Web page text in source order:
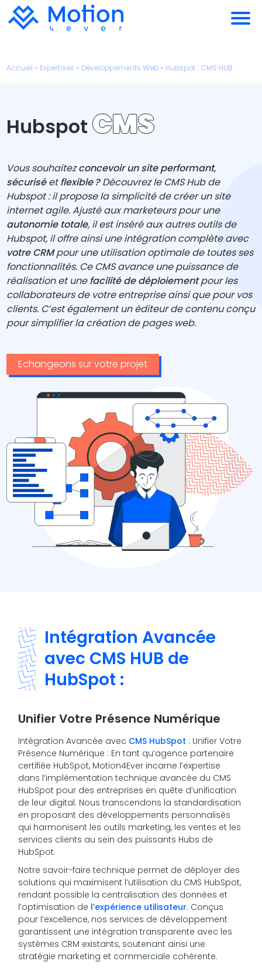
Accueil » Expertises » Développements Web » Hubspot : CMS HUB
HubspotCMS
Vous souhaitezconcevoir un site performant,
sécuriséetflexible ?Découvrez le CMS Hub de
Hubspot : il propose la simplicité de créer un site
internet agile. Ajusté aux marketeurs pour une
autonomie totale, il est inséré aux autres outils de
Hubspot, il offre ainsi une intégration complète avec
votre CRMpour une utilisation optimale de toutes ses
fonctionnalités. Ce CMS avance une puissance de
réalisation et unefacilité de déploiementpour les
collaborateurs de votre entreprise ainsi que pour vos
clients. C’est également un éditeur de contenu conçu
pour simplifier la création de pages web.
Echangeons sur votre projet
Intégration Avancée
avec CMS HUB de
HubSpot :
Unifier Votre Présence Numérique
Intégration Avancée avec CMS HubSpot : Unifier Votre
Présence Numérique : En tant qu’agence partenaire
certifiée HubSpot, Motion4Ever incarne l’expertise
dans l’implémentation technique avancée du CMS
HubSpot pour des entreprises en quête d’unification
de leur digital. Nous transcendons la standardisation
en proposant des développements personnalisés
qui harmonisent les outils marketing, les ventes et les
services clients au sein des puissants Hubs de
HubSpot.
Notre savoir-faire technique permet de déployer des
solutions qui maximisent l’utilisation du CMS HubSpot,
rendant possible la centralisation des données et
l’optimisation de l’expérience utilisateur. Conçus
pour l’excellence, nos services de développement
garantissent une intégration transparente avec les
systèmes CRM existants, soutenant ainsi une
stratégie marketing et commerciale cohérente.